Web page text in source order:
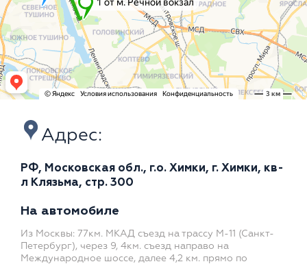
Адрес:
РФ, Московская обл., г.о. Химки, г. Химки, кв-
л Клязьма, стр. 300
На автомобиле
Из Москвы: 77км. МКАД съезд на трассу М-11 (Санкт-
Петербург), через 9, 4км. съезд направо на
Международное шоссе, далее 4,2 км. прямо по